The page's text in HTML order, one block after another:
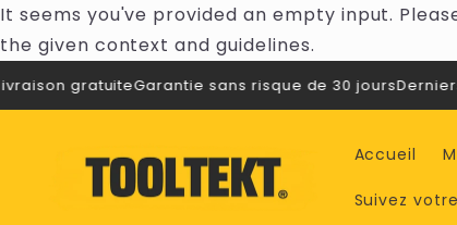
It seems you've provided an empty input.
the given context and guidelines.
au
contenu
gratuiteGarantie sans risque de 30 joursDerniers
Accueil
Suivez